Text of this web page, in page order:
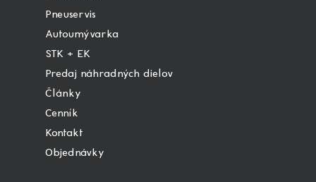
Pneuservis
Autoumývarka
STK + EK
Predaj náhradných dielov
Články
Cenník
Kontakt
Objednávky